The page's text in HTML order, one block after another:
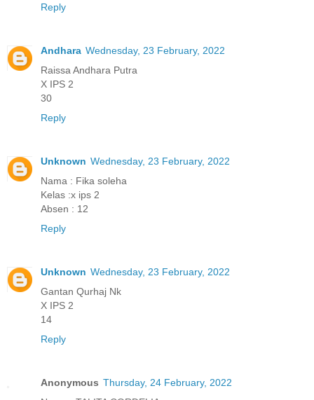
Reply
Andhara Wednesday, 23 February, 2022
Raissa Andhara Putra
X IPS 2
30
Reply
Unknown Wednesday, 23 February, 2022
Nama : Fika soleha
Kelas :x ips 2
Absen : 12
Reply
Unknown Wednesday, 23 February, 2022
Gantan Qurhaj Nk
X IPS 2
14
Reply
Anonymous Thursday, 24 February, 2022